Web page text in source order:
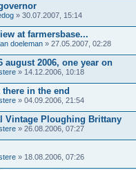
» 30.07.2007, 15:14
at farmersbase...
doeleman » 27.05.2007, 02:28
august 2006, one year on
» 14.12.2006, 10:18
there in the end
» 04.09.2006, 21:54
Vintage Ploughing Brittany
» 26.08.2006, 07:27
» 18.08.2006, 07:26